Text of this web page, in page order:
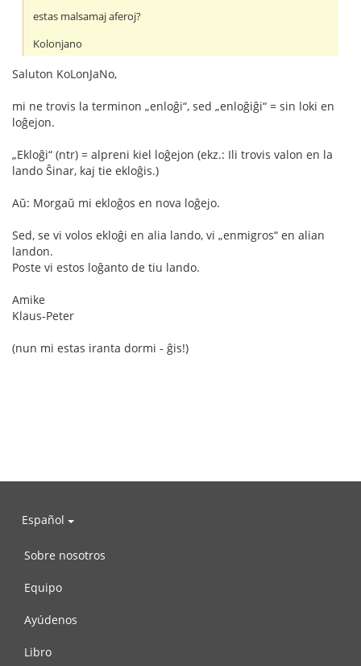
estas malsamaj aferoj?
Kolonjano
Saluton KoLonJaNo,
mi ne trovis la terminon „enloĝi“, sed „enloĝiĝi“ = sin loki en
loĝejon.
„Ekloĝi“ (ntr) = alpreni kiel loĝejon (ekz.: Ili trovis valon en la
lando Ŝinar, kaj tie ekloĝis.)
Aŭ: Morgaŭ mi ekloĝos en nova loĝejo.
Sed, se vi volos ekloĝi en alia lando, vi „enmigros“ en alian
landon.
Poste vi estos loĝanto de tiu lando.
Amike
Klaus-Peter
(nun mi estas iranta dormi - ĝis!)
Español
Sobre nosotros
Equipo
Ayúdenos
Libro